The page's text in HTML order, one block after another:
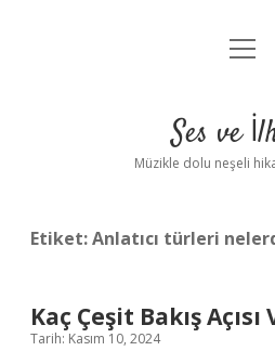
Anasayfa
Yasal
Ses ve
Müzikle dolu neşeli
Etiket:Anlatıcı türleri
Kaç Çeşit Bakış Açısı
Tarih: Kasım 10, 2024